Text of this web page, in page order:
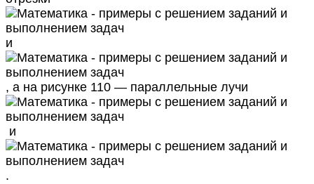
и
, а на рисунке 110 — параллельные лучи
и
.